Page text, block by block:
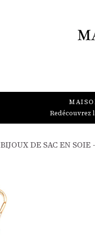
Redécouvrez
BIJOUX DE SAC EN SOIE